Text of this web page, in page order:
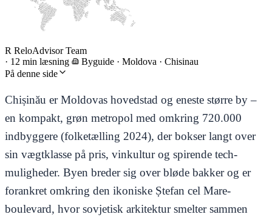
R ReloAdvisor Team
· 12 min læsning Byguide · Moldova · Chisinau
På denne side
Chișinău er Moldovas hovedstad og eneste større by –
en kompakt, grøn metropol med omkring 720.000
indbyggere (folketælling 2024), der bokser langt over
sin vægtklasse på pris, vinkultur og spirende tech-
muligheder. Byen breder sig over bløde bakker og er
forankret omkring den ikoniske Ștefan cel Mare-
boulevard, hvor sovjetisk arkitektur smelter sammen